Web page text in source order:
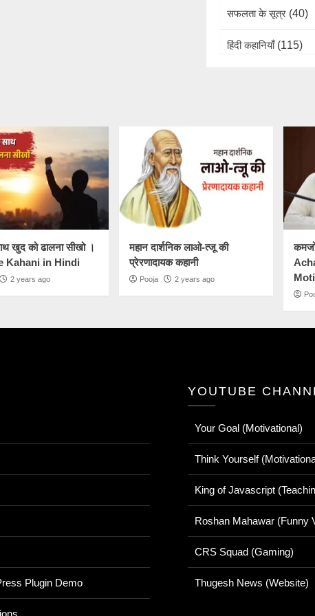
सफलता के सूत्र (40)
हिंदी कहानियाँ(115)
खुद को ढालना सीखो ।
Kahani in Hindi
2 years ago
महान दार्शनिक लाओ-त्जू की
प्रेरणादायक कहानी
Pooja 2 years ago
Plugin Demo
YOUTUBE
Your Goal (Motivational)
Think Yourself
King of Javascript
Roshan Mahawar (Funny
CRS Squad (Gaming)
Thugesh News (Website)